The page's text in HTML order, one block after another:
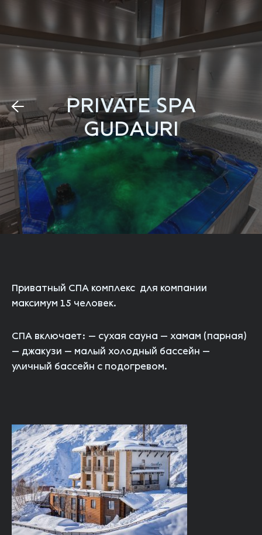
PRIVATE SPA
GUDAURI
Приватный СПА комплекс для компании
максимум 15 человек.
СПА включает: — сухая сауна — хамам (парная)
— джакузи — малый холодный бассейн —
уличный бассейн с подогревом.